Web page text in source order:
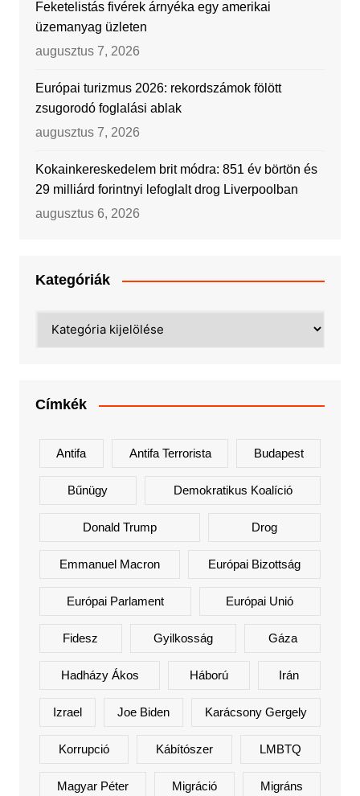
Feketelistás fivérek árnyéka egy amerikai
üzemanyag üzleten
augusztus 7, 2026
Európai turizmus 2026: rekordszámok fölött
zsugorodó foglalási ablak
augusztus 7, 2026
Kokainkereskedelem brit módra: 851 év börtön és
29 milliárd forintnyi lefoglalt drog Liverpoolban
augusztus 6, 2026
Kategóriák
Címkék
Antifa Antifa Terrorista Budapest
Bűnügy Demokratikus Koalíció
Donald Trump Drog
Emmanuel Macron Európai Bizottság
Európai Parlament Európai Unió
Fidesz Gyilkosság Gáza
Hadházy Ákos Háború Irán
Izrael Joe Biden Karácsony Gergely
Korrupció Kábítószer LMBTQ
Magyar Péter Migráció Migráns